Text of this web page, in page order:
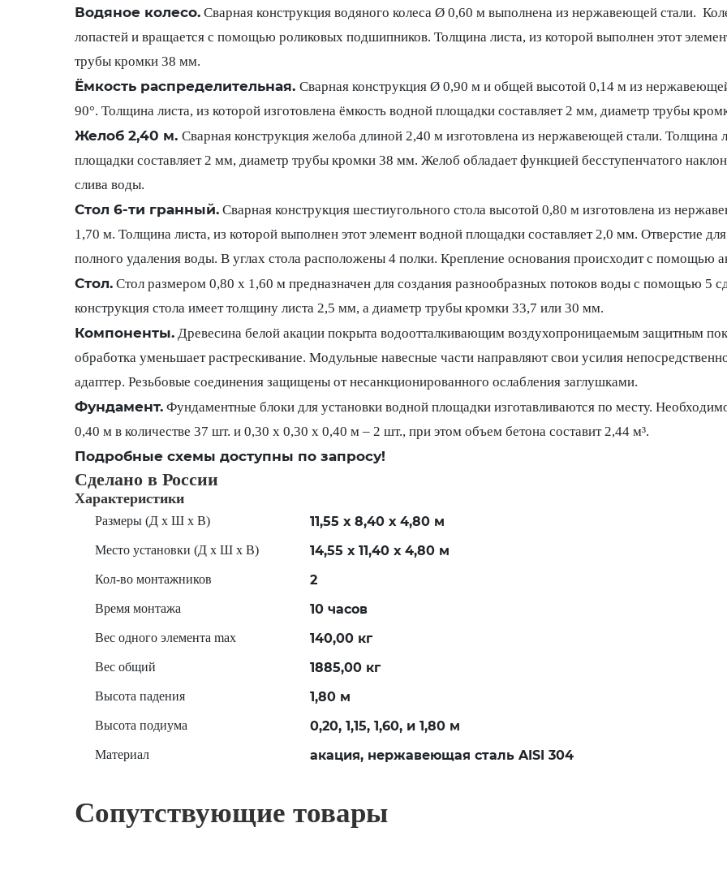
Водяное колесо.Сварная конструкция водяного колеса Ø 0,60 м выполнена из нержавеющей стали.
лопастей и вращается с помощью роликовых подшипников. Толщина листа, из которой выполнен этот
трубы кромки 38 мм.
Ёмкость распределительная. Сварная конструкция Ø 0,90 м и общей высотой 0,14 м из
90°. Толщина листа, из которой изготовлена ёмкость водной площадки составляет 2 мм, диаметр трубы
Желоб 2,40 м. Сварная конструкция желоба длиной 2,40 м изготовлена из нержавеющей стали. Толщина
площадки составляет 2 мм, диаметр трубы кромки 38 мм. Желоб обладает функцией бесступенчатого
слива воды.
Стол 6-ти гранный.Сварная конструкция шестиугольного стола высотой 0,80 м изготовлена из
1,70 м. Толщина листа, из которой выполнен этот элемент водной площадки составляет 2,0 мм. Отверстие
полного удаления воды. В углах стола расположены 4 полки. Крепление основания происходит с помощью
Стол.Стол размером 0,80 x 1,60 м предназначен для создания разнообразных потоков воды с помощью 5
конструкция стола имеет толщину листа 2,5 мм, а диаметр трубы кромки 33,7 или 30 мм.
Компоненты.Древесина белой акации покрыта водоотталкивающим воздухопроницаемым защитным
обработка уменьшает растрескивание. Модульные навесные части направляют свои усилия
адаптер. Резьбовые соединения защищены от несанкционированного ослабления заглушками.
Фундамент.Фундаментные блоки для установки водной площадки изготавливаются по месту.
0,40 м в количестве 37 шт. и 0,30 х 0,30 х 0,40 м – 2 шт., при этом объем бетона составит 2,44 м³.
Подробные схемы доступны по запросу!
Сделано в России
Характеристики
Размеры (Д х Ш х В) 11,55 х 8,40 х 4,80 м
Место установки (Д х Ш х В) 14,55 х 11,40 х 4,80 м
Кол-во монтажников 2
Время монтажа 10 часов
Вес одного элемента max 140,00 кг
Вес общий 1885,00 кг
Высота падения 1,80 м
Высота подиума 0,20, 1,15, 1,60, и 1,80 м
Материал акация, нержавеющая сталь AISI 304
Сопутствующие товары